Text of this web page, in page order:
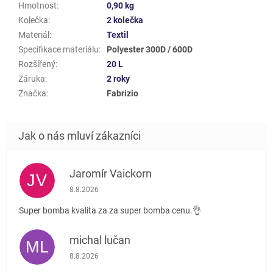
Hmotnost:
0,90 kg
Kolečka:
2 kolečka
Materiál :
Textil
Specifikace materiálu:
Polyester 300D / 600D
Rozšířený:
20 L
Záruka:
2 roky
Značka: Fabrizio
JV Jaromír Vaickorn
Hodnocení obchodu je 5 z 5 hvězdiček.
8.8.2026
Super bomba kvalita za za super bomba cenu.👌
ML michal lučan
Hodnocení obchodu je 5 z 5 hvězdiček.
8.8.2026